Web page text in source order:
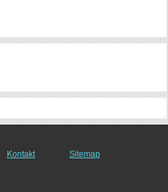
Kontakt
Sitemap